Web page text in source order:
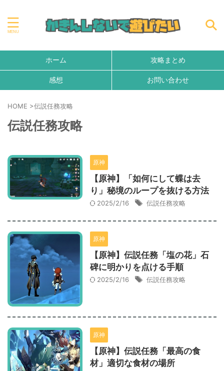
ホーム 攻略まとめ
感想 お問い合わせ
HOME >伝説任務攻略
伝説任務攻略
原神
【原神】「如何にして蝶は去
り」秘境のループを抜ける方法
2025/2/16 伝説任務攻略
原神
【原神】伝説任務「塩の花」石
碑に明かりを点ける手順
2025/2/16 伝説任務攻略
原神
【原神】伝説任務「最高の食
材」適切な食材の場所